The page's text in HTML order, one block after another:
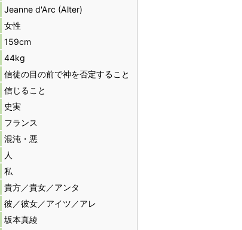
Jeanne d'Arc (Alter)
女性
159cm
44kg
信徒の目の前で神を否定すること
信じること
史実
フランス
混沌・悪
人
私
貴方／貴女／アンタ
彼／彼女／アイツ／アレ
坂本真綾